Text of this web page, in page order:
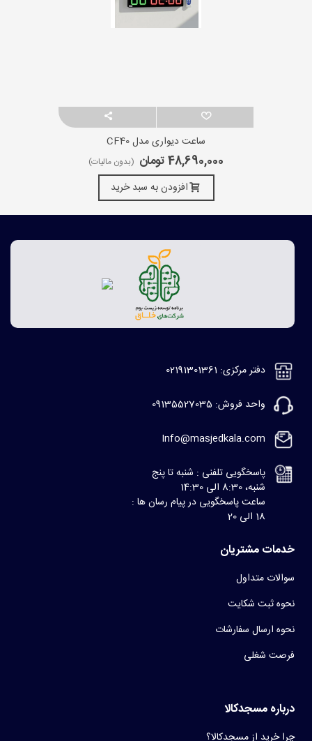
ساعت دیواری مدل CF40
48,690,000 تومان (بدون مالیات)
افزودن به سبد خرید
دفتر مرکزی: 02191301361
واحد فروش: 09135527035
Info@masjedkala.com
پاسخگویی تلفنی : شنبه تا پنج
شنبه، 8:30 الی 14:30
ساعت پاسخگویی در پیام رسان ها :
18 الی 20
خدمات مشتریان
سوالات متداول
نحوه ثبت شکایت
نحوه ارسال سفارشات
فرصت شغلی
درباره مسجدکالا
چرا خرید از مسجدکالا؟